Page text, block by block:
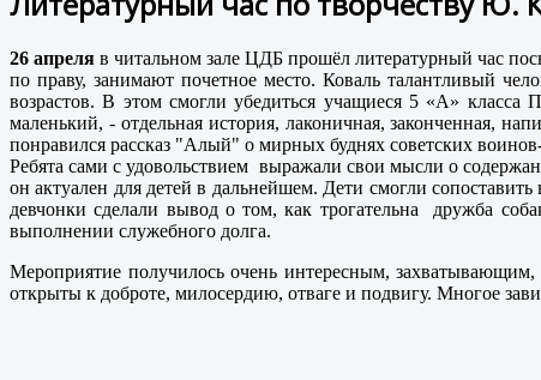
26 апреля в читальном зале ЦДБ прошёл литературный час
по праву, занимают почетное место. Коваль талантливый
возрастов. В этом смогли убедиться учащиеся 5 «А»
маленький, - отдельная история, лаконичная, законченная,
понравился рассказ "Алый" о мирных буднях советских
Ребята сами с удовольствием выражали свои мысли о
он актуален для детей в дальнейшем. Дети смогли
девчонки сделали вывод о том, как трогательна дружба
выполнении служебного долга.
Мероприятие получилось очень интересным,
открыты к доброте, милосердию, отваге и подвигу. Многое